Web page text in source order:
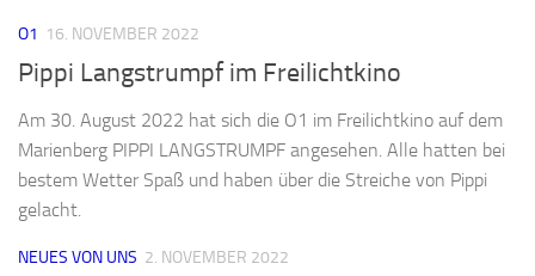
O1 16. NOVEMBER 2022
Pippi Langstrumpf im Freilichtkino
Am 30. August 2022 hat sich die O1 im Freilichtkino auf dem
Marienberg PIPPI LANGSTRUMPF angesehen. Alle hatten bei
bestem Wetter Spaß und haben über die Streiche von Pippi
gelacht.
NEUES VON UNS 2. NOVEMBER 2022